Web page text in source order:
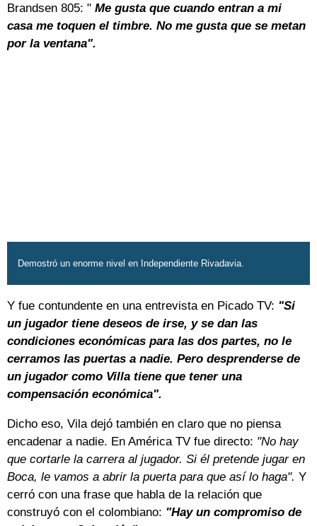
Brandsen 805: " Me gusta que cuando entran a mi
casa me toquen el timbre. No me gusta que se metan
por la ventana".
Demostró un enorme nivel en Independiente Rivadavia.
Y fue contundente en una entrevista en Picado TV: "Si
un jugador tiene deseos de irse, y se dan las
condiciones económicas para las dos partes, no le
cerramos las puertas a nadie. Pero desprenderse de
un jugador como Villa tiene que tener una
compensación económica".
Dicho eso, Vila dejó también en claro que no piensa
encadenar a nadie. En América TV fue directo: "No hay
que cortarle la carrera al jugador. Si él pretende jugar en
Boca, le vamos a abrir la puerta para que así lo haga". Y
cerró con una frase que habla de la relación que
construyó con el colombiano: "Hay un compromiso de